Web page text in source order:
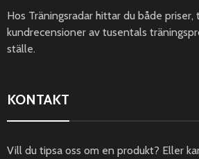
Hos Träningsradar hittar du både priser,
kundrecensioner av tusentals
ställe.
KONTAKT
Vill du tipsa oss om en produkt? Eller